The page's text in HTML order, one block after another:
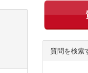
質問を検索